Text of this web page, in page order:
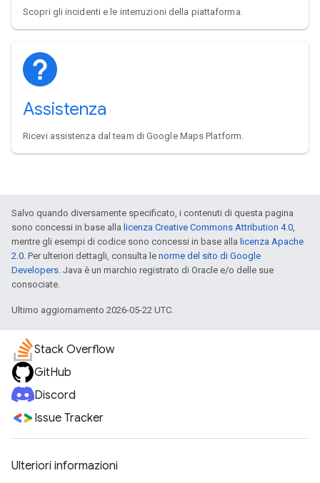
Scopri gli incidenti e le interruzioni della piattaforma.
Assistenza
Ricevi assistenza dal team di Google Maps Platform.
Salvo quando diversamente specificato, i contenuti di questa pagina
sono concessi in base alla licenza Creative Commons Attribution 4.0,
mentre gli esempi di codice sono concessi in base alla licenza Apache
2.0. Per ulteriori dettagli, consulta le norme del sito di Google
Developers. Java è un marchio registrato di Oracle e/o delle sue
consociate.
Ultimo aggiornamento 2026-05-22 UTC.
Stack Overflow
GitHub
Discord
Issue Tracker
Ulteriori informazioni